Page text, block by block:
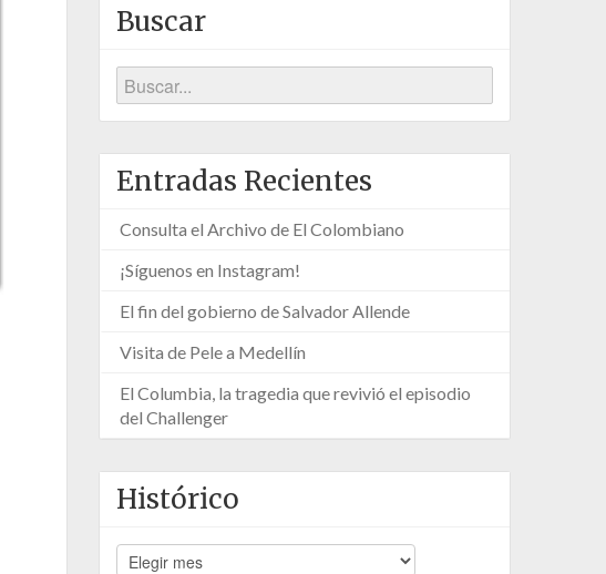
Buscar
Entradas Recientes
Consulta el Archivo de El Colombiano
¡Síguenos en Instagram!
El fin del gobierno de Salvador Allende
Visita de Pele a Medellín
El Columbia, la tragedia que revivió el episodio
del Challenger
Histórico